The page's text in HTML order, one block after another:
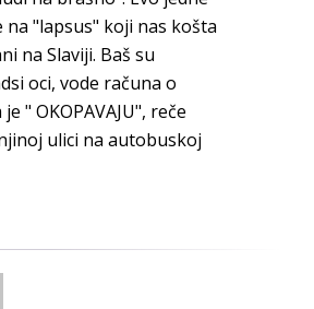
na "lapsus" koji nas košta
na Slaviji. Baš su
oci, vode računa o
" OKOPAVAJU", reče
ulici na autobuskoj